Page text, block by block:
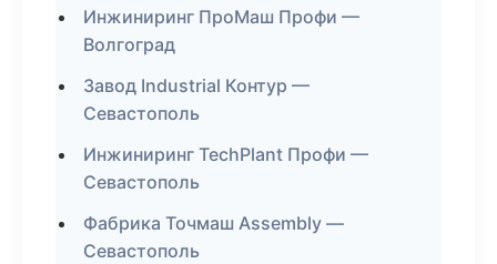
Инжиниринг ПроМаш Профи —
Волгоград
Завод Industrial Контур —
Севастополь
Инжиниринг TechPlant Профи —
Севастополь
Фабрика Точмаш Assembly —
Севастополь